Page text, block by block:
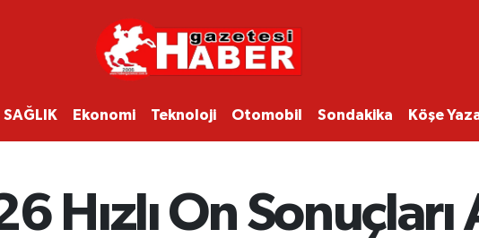
SAĞLIK Ekonomi Teknoloji Otomobil Sondakika Köşe
Hızlı On Sonuçları